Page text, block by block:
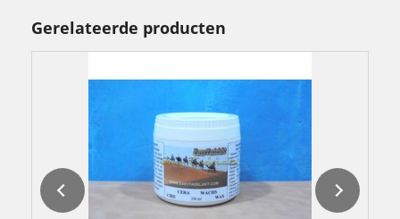
Gerelateerde producten